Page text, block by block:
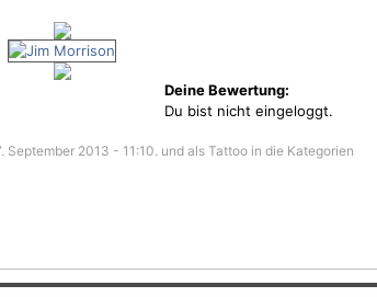
Deine Bewertung:
Du bist nicht eingeloggt.
September 2013 - 11:10. und als Tattoo in die Kategorien